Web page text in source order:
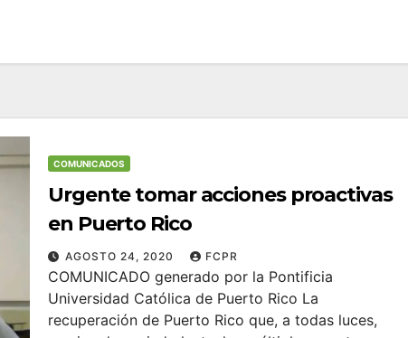
COMUNICADOS
Urgente tomar acciones proactivas
en Puerto Rico
AGOSTO 24, 2020 FCPR
COMUNICADO generado por la Pontificia
Universidad Católica de Puerto Rico La
recuperación de Puerto Rico que, a todas luces,